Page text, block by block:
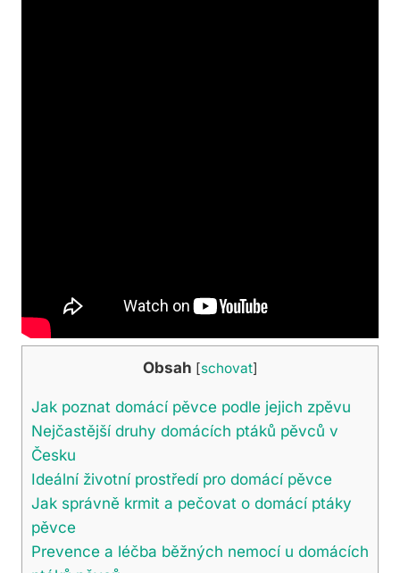
Obsah [schovat]
Jak poznat domácí pěvce podle jejich zpěvu
Nejčastější druhy domácích ptáků pěvců v
Česku
Ideální životní prostředí pro domácí pěvce
Jak správně krmit a pečovat o domácí ptáky
pěvce
Prevence a léčba běžných nemocí u domácích